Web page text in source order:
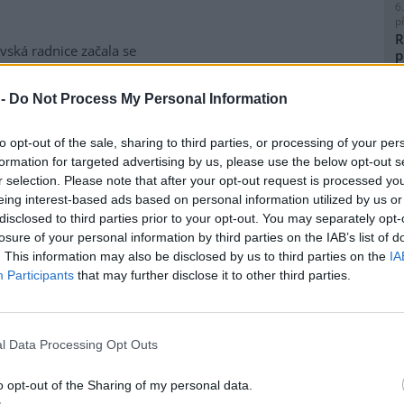
Do Not Process My Personal Information
opt-out of the sale, sharing to third parties, or processing of your
for targeted advertising by us, please use the below opt-out
selection. Please note that after your opt-out request is processed
interest-based ads based on personal information utilized by us
to third parties prior to your opt-out. You may separately
of your personal information by third parties on the IAB’s list of
This information may also be disclosed by us to third parties on the
Participants that may further disclose it to other third parties.
Data Processing Opt Outs
opt-out of the Sharing of my personal data.
radnice začala se
likvidací bolševníku
který patří k
invazním
ve Slezské Ostravě letos
kombinuje chemické i
Gabriela Pokorná.
výrobu nového
Škoda Auto zahájila ve
hlavním závodě v Mladé
sériovou výrobu nového
Jde o největší vůz v